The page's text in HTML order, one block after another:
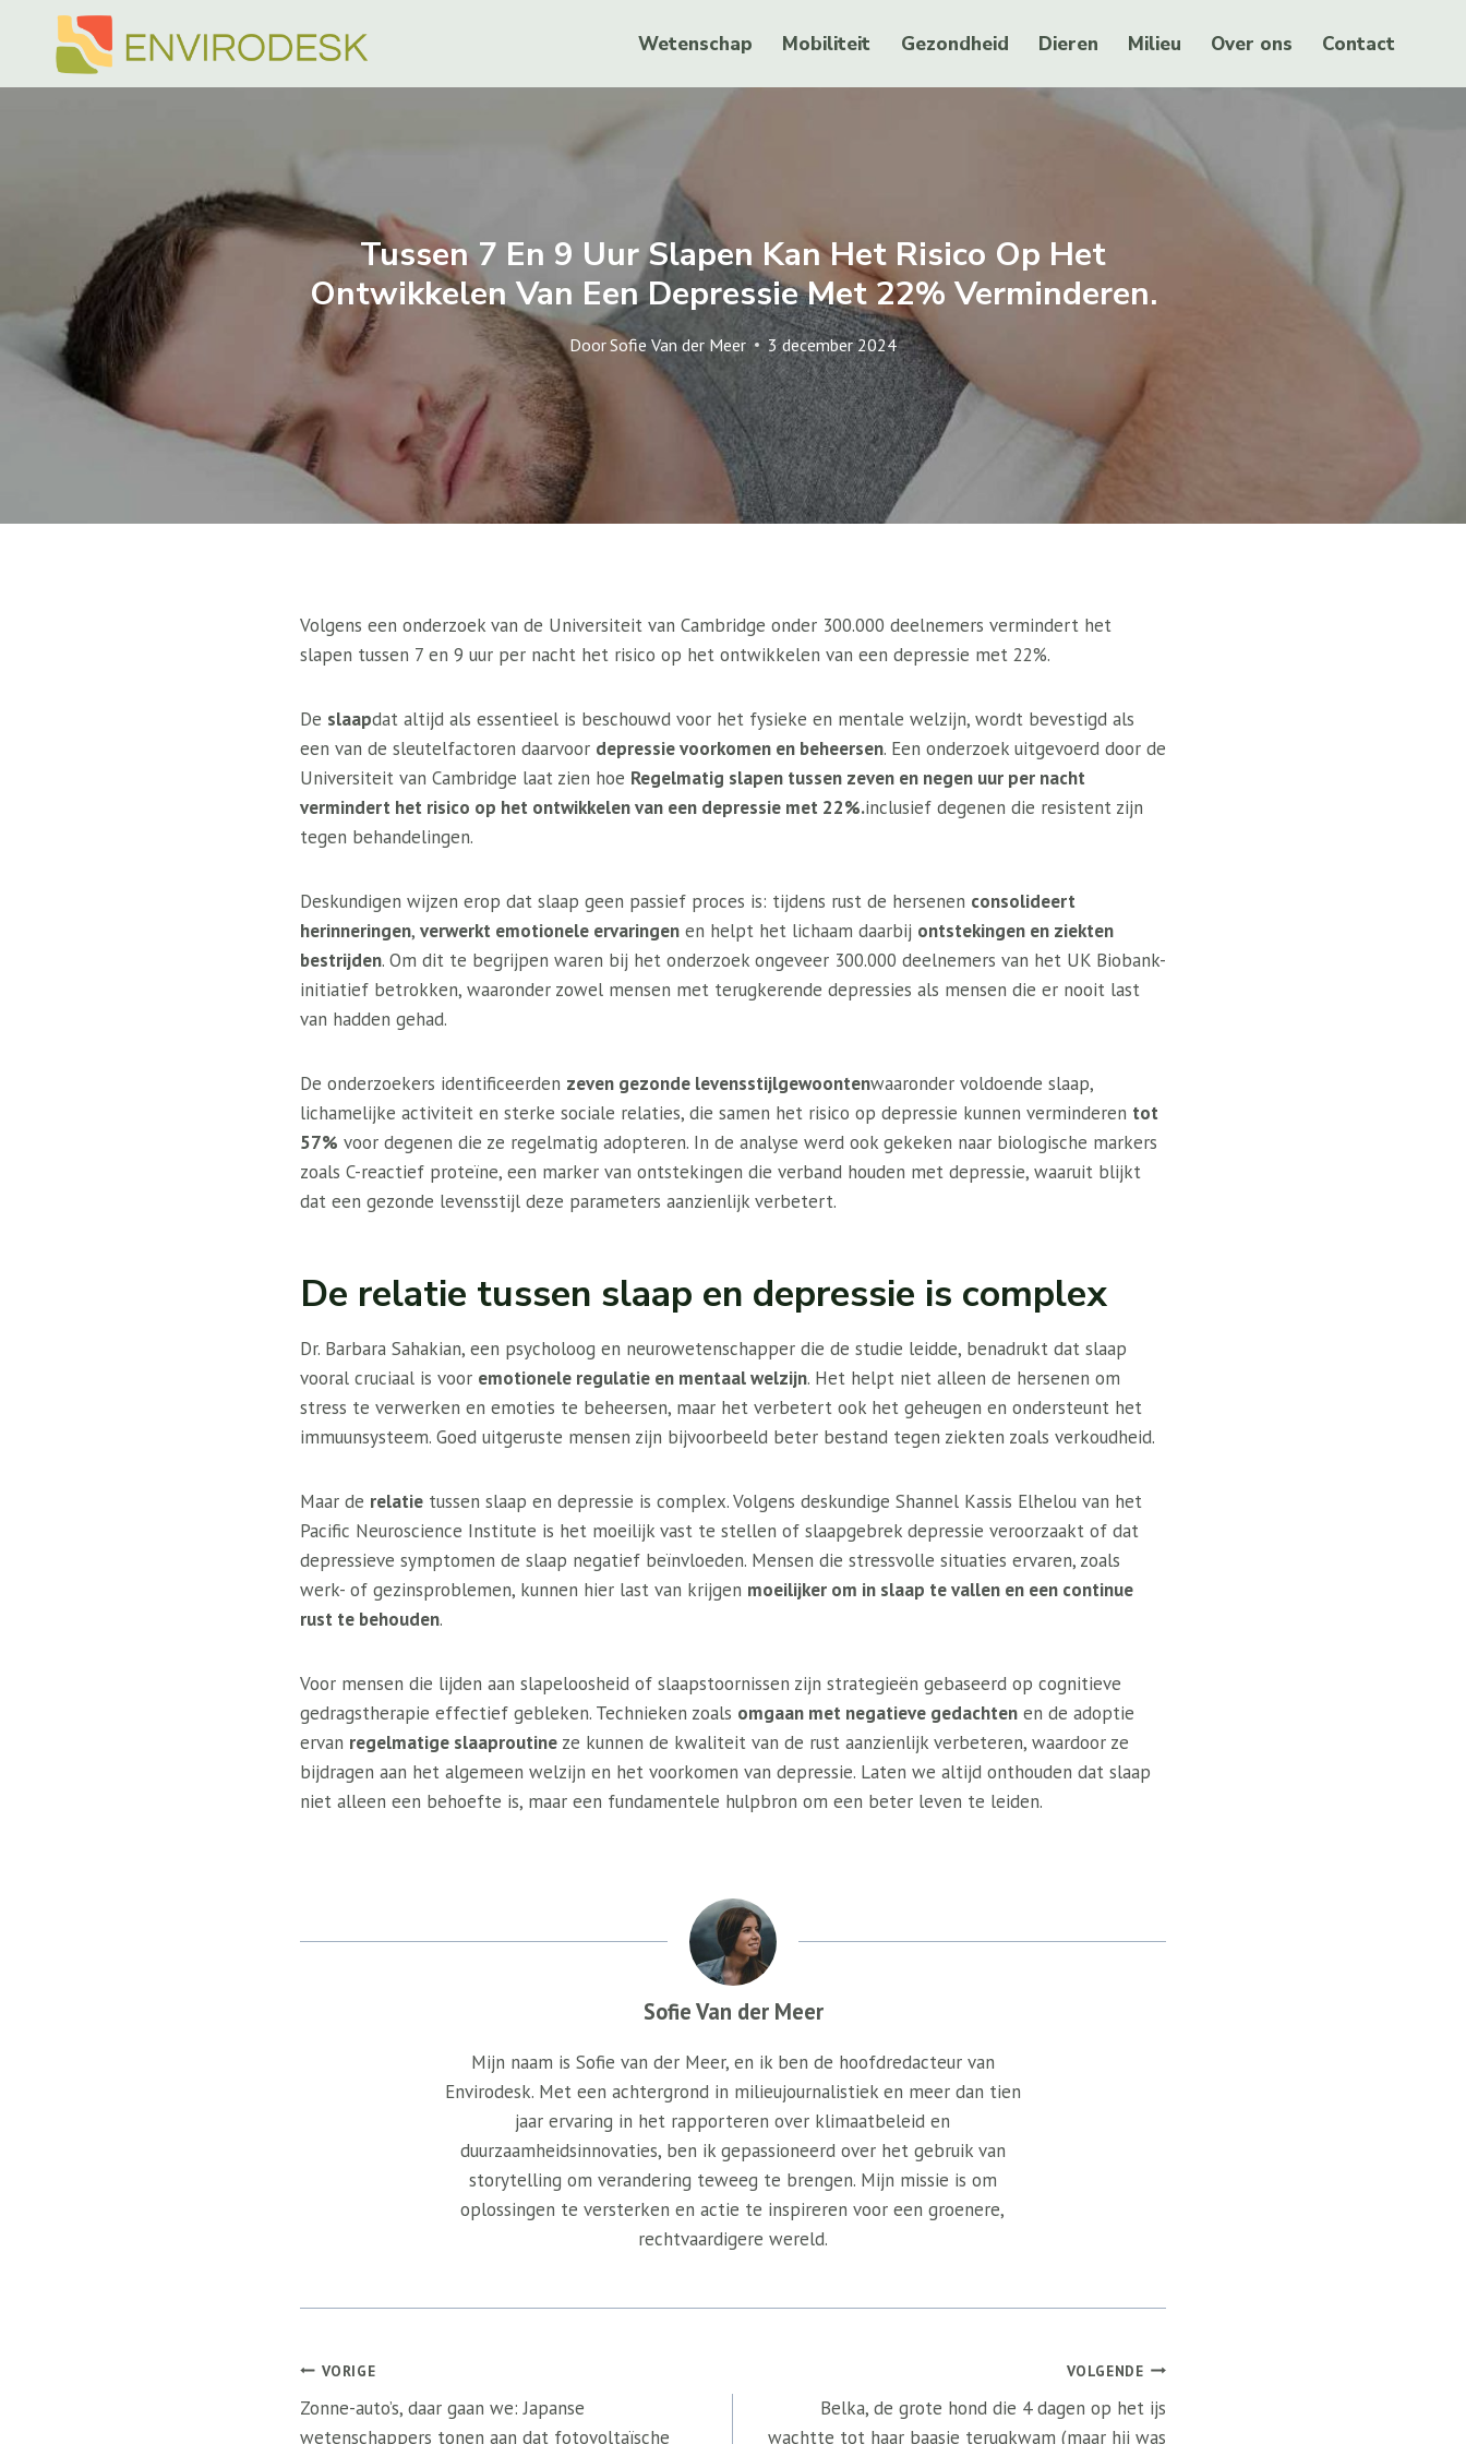
Doorgaan
Wetenschap Mobiliteit Gezondheid Dieren Milieu Over ons Contact
Tussen 7 En 9 Uur Slapen Kan Het Risico Op Het
Ontwikkelen Van Een Depressie Met 22% Verminderen.
DoorSofie Van der Meer 3 december 2024
Volgens een onderzoek van de Universiteit van Cambridge onder 300.000 deelnemers vermindert het
slapen tussen 7 en 9 uur per nacht het risico op het ontwikkelen van een depressie met 22%.
De slaapdat altijd als essentieel is beschouwd voor het fysieke en mentale welzijn, wordt bevestigd als
een van de sleutelfactoren daarvoor depressie voorkomen en beheersen. Een onderzoek uitgevoerd door de
Universiteit van Cambridge laat zien hoe Regelmatig slapen tussen zeven en negen uur per nacht
vermindert het risico op het ontwikkelen van een depressie met 22%.inclusief degenen die resistent zijn
tegen behandelingen.
Deskundigen wijzen erop dat slaap geen passief proces is: tijdens rust de hersenen consolideert
herinneringen, verwerkt emotionele ervaringen en helpt het lichaam daarbij ontstekingen en ziekten
bestrijden. Om dit te begrijpen waren bij het onderzoek ongeveer 300.000 deelnemers van het UK Biobank-
initiatief betrokken, waaronder zowel mensen met terugkerende depressies als mensen die er nooit last
van hadden gehad.
De onderzoekers identificeerden zeven gezonde levensstijlgewoontenwaaronder voldoende slaap,
lichamelijke activiteit en sterke sociale relaties, die samen het risico op depressie kunnen verminderen tot
57% voor degenen die ze regelmatig adopteren. In de analyse werd ook gekeken naar biologische markers
zoals C-reactief proteïne, een marker van ontstekingen die verband houden met depressie, waaruit blijkt
dat een gezonde levensstijl deze parameters aanzienlijk verbetert.
De relatie tussen slaap en depressie is complex
Dr. Barbara Sahakian, een psycholoog en neurowetenschapper die de studie leidde, benadrukt dat slaap
vooral cruciaal is voor emotionele regulatie en mentaal welzijn. Het helpt niet alleen de hersenen om
stress te verwerken en emoties te beheersen, maar het verbetert ook het geheugen en ondersteunt het
immuunsysteem. Goed uitgeruste mensen zijn bijvoorbeeld beter bestand tegen ziekten zoals verkoudheid.
Maar de relatie tussen slaap en depressie is complex. Volgens deskundige Shannel Kassis Elhelou van het
Pacific Neuroscience Institute is het moeilijk vast te stellen of slaapgebrek depressie veroorzaakt of dat
depressieve symptomen de slaap negatief beïnvloeden. Mensen die stressvolle situaties ervaren, zoals
werk- of gezinsproblemen, kunnen hier last van krijgen moeilijker om in slaap te vallen en een continue
rust te behouden.
Voor mensen die lijden aan slapeloosheid of slaapstoornissen zijn strategieën gebaseerd op cognitieve
gedragstherapie effectief gebleken. Technieken zoals omgaan met negatieve gedachten en de adoptie
ervan regelmatige slaaproutine ze kunnen de kwaliteit van de rust aanzienlijk verbeteren, waardoor ze
bijdragen aan het algemeen welzijn en het voorkomen van depressie. Laten we altijd onthouden dat slaap
niet alleen een behoefte is, maar een fundamentele hulpbron om een ​​beter leven te leiden.
Sofie Van der Meer
Mijn naam is Sofie van der Meer, en ik ben de hoofdredacteur van
Envirodesk. Met een achtergrond in milieujournalistiek en meer dan tien
jaar ervaring in het rapporteren over klimaatbeleid en
duurzaamheidsinnovaties, ben ik gepassioneerd over het gebruik van
storytelling om verandering teweeg te brengen. Mijn missie is om
oplossingen te versterken en actie te inspireren voor een groenere,
rechtvaardigere wereld.
Bericht
navigatie
VORIGE
Zonne-auto’s, daar gaan we: Japanse
wetenschappers tonen aan dat fotovoltaïsche
VOLGENDE
Belka, de grote hond die 4 dagen op het ijs
wachtte tot haar baasje terugkwam (maar hij was